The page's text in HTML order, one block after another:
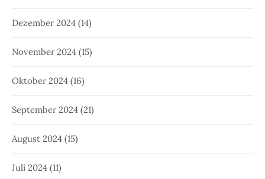
Dezember 2024 (14)
November 2024 (15)
Oktober 2024 (16)
September 2024 (21)
August 2024 (15)
Juli 2024 (11)